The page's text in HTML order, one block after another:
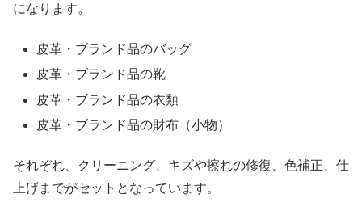
になります。
皮革・ブランド品のバッグ
皮革・ブランド品の靴
皮革・ブランド品の衣類
皮革・ブランド品の財布（小物）
それぞれ、クリーニング、キズや擦れの修復、色補正、仕
上げまでがセットとなっています。